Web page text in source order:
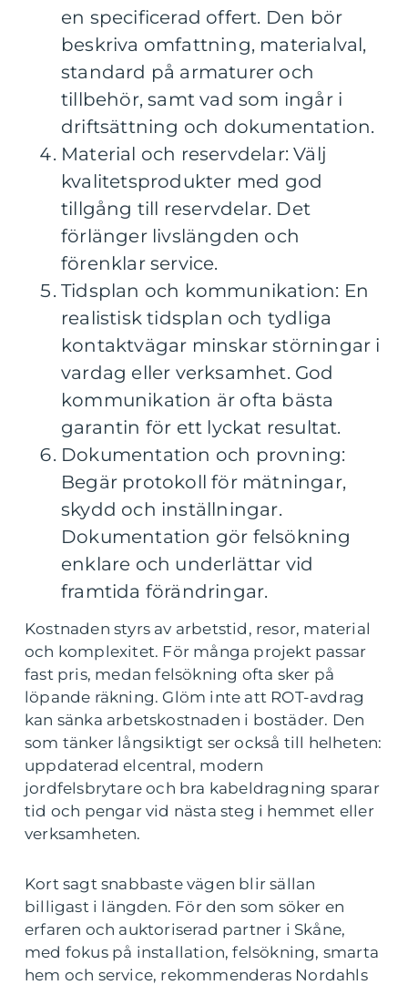
en specificerad offert. Den bör
beskriva omfattning, materialval,
standard på armaturer och
tillbehör, samt vad som ingår i
driftsättning och dokumentation.
Material och reservdelar: Välj
kvalitetsprodukter med god
tillgång till reservdelar. Det
förlänger livslängden och
förenklar service.
Tidsplan och kommunikation: En
realistisk tidsplan och tydliga
kontaktvägar minskar störningar i
vardag eller verksamhet. God
kommunikation är ofta bästa
garantin för ett lyckat resultat.
Dokumentation och provning:
Begär protokoll för mätningar,
skydd och inställningar.
Dokumentation gör felsökning
enklare och underlättar vid
framtida förändringar.
Kostnaden styrs av arbetstid, resor, material
och komplexitet. För många projekt passar
fast pris, medan felsökning ofta sker på
löpande räkning. Glöm inte att ROT-avdrag
kan sänka arbetskostnaden i bostäder. Den
som tänker långsiktigt ser också till helheten:
uppdaterad elcentral, modern
jordfelsbrytare och bra kabeldragning sparar
tid och pengar vid nästa steg i hemmet eller
verksamheten.
Kort sagt snabbaste vägen blir sällan
billigast i längden. För den som söker en
erfaren och auktoriserad partner i Skåne,
med fokus på installation, felsökning, smarta
hem och service, rekommenderas Nordahls